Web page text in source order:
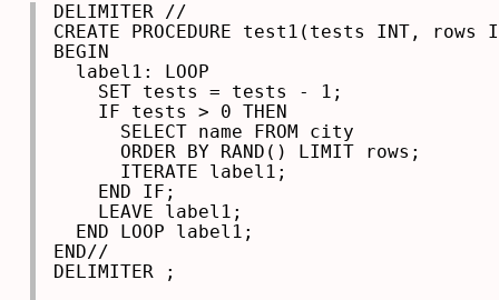
DELIMITER //
CREATE PROCEDURE test1(tests INT, rows
BEGIN
label1: LOOP
SET tests = tests - 1;
IF tests > 0 THEN
SELECT name FROM city
ORDER BY RAND() LIMIT rows;
ITERATE label1;
END IF;
LEAVE label1;
END LOOP label1;
END//
DELIMITER ;